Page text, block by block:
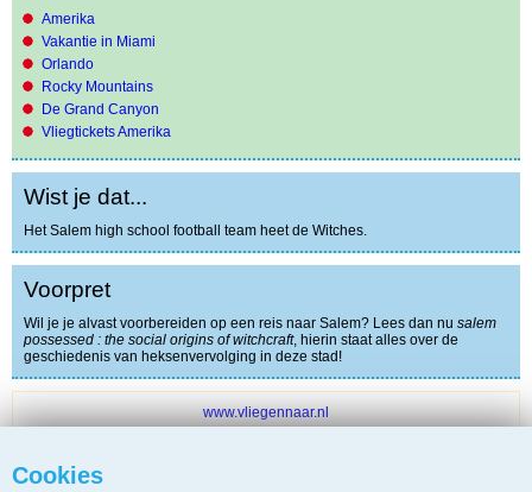
Amerika
Vakantie in Miami
Orlando
Rocky Mountains
De Grand Canyon
Vliegtickets Amerika
Wist je dat...
Het Salem high school football team heet de Witches.
Voorpret
Wil je je alvast voorbereiden op een reis naar Salem? Lees dan nu salem
possessed : the social origins of witchcraft, hierin staat alles over de
geschiedenis van heksenvervolging in deze stad!
www.vliegennaar.nl
Bekijk aanbiedingen van:
Cookies